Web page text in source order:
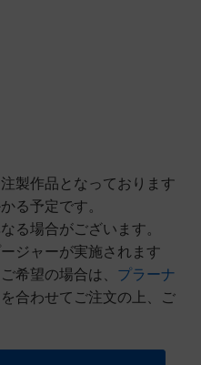
製作品となっております
る予定です。
る場合がございます。
ジャーが実施されます
希望の場合は、 プラーナ
を合わせてご注文の上、ご